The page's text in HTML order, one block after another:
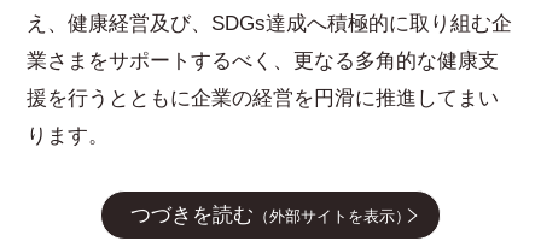
え、健康経営及び、SDGs達成へ積極的に取り組む企
業さまをサポートするべく、更なる多角的な健康支
援を行うとともに企業の経営を円滑に推進してまい
ります。
つづきを読む （外部サイトを表示）